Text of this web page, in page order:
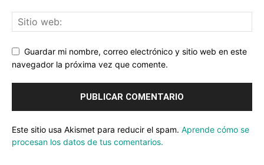
Guardar mi nombre, correo electrónico y sitio web en este
navegador la próxima vez que comente.
Este sitio usa Akismet para reducir el spam. Aprende cómo se
procesan los datos de tus comentarios.